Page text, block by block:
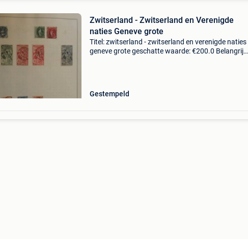
Zwitserland - Zwitserland en Verenigde
naties Geneve grote
Titel: zwitserland - zwitserland en verenigde naties
geneve grote geschatte waarde: €200.0 Belangrijk:
Gestempeld